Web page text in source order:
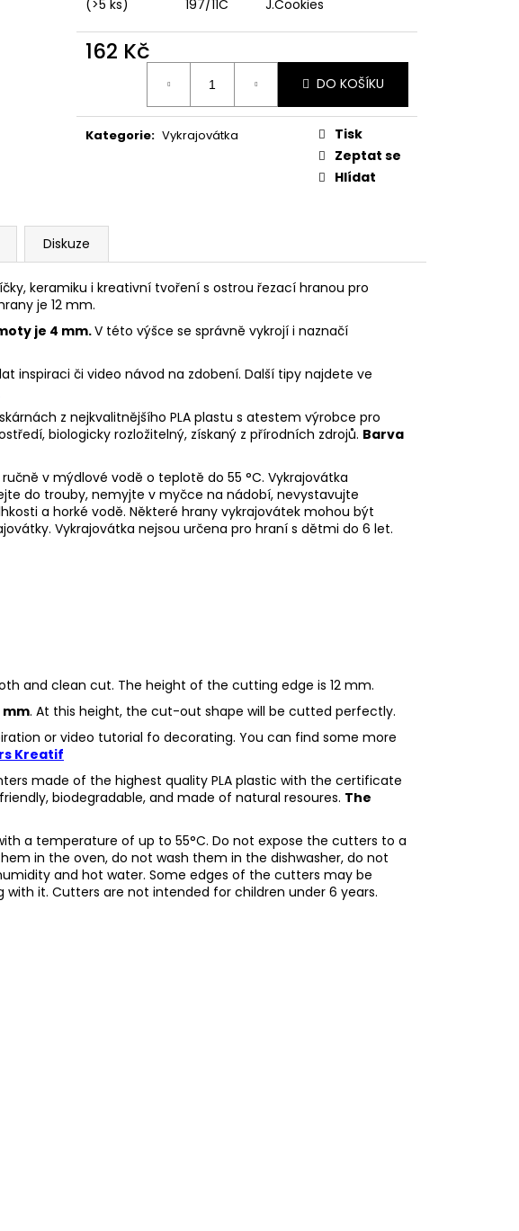
(>5 ks)
197/11C
J.Cookies
162 Kč
DO KOŠÍKU
Kategorie: Vykrajovátka
Tisk
Zeptat se
Hlídat
Diskuze
keramiku i kreativní tvoření s ostrou řezací hranou pro
je 12 mm.
je 4 mm.V této výšce se správně vykrojí i naznačí
inspiraci či video návod na zdobení. Další tipy najdete ve
z nejkvalitnějšího PLA plastu s atestem výrobce pro
biologicky rozložitelný, získaný z přírodních zdrojů. Barva
v mýdlové vodě o teplotě do 55 °C. Vykrajovátka
do trouby, nemyjte v myčce na nádobí, nevystavujte
a horké vodě. Některé hrany vykrajovátek mohou být
Vykrajovátka nejsou určena pro hraní s dětmi do 6 let.
and clean cut. The height of the cutting edge is 12 mm.
mm. At this height, the cut-out shape will be cutted perfectly.
or video tutorial fo decorating. You can find some more
Kreatif
made of the highest quality PLA plastic with the certificate
biodegradable, and made of natural resoures. The
a temperature of up to 55°C. Do not expose the cutters to a
in the oven, do not wash them in the dishwasher, do not
and hot water. Some edges of the cutters may be
it. Cutters are not intended for children under 6 years.
VYKRAJOVÁTKA PODZIMNÍ KOLEKCE